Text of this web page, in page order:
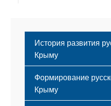
История развития
Крыму
Формирование
Крыму
Русский Крым